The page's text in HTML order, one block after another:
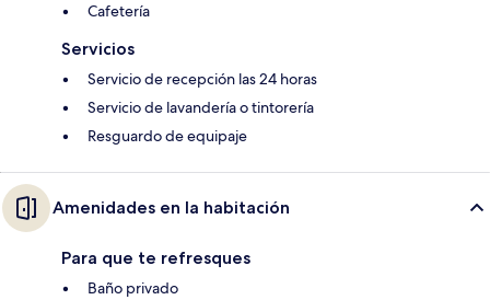
Cafetería
Servicios
Servicio de recepción las 24 horas
Servicio de lavandería o tintorería
Resguardo de equipaje
Amenidades en la habitación
Para que te refresques
Baño privado